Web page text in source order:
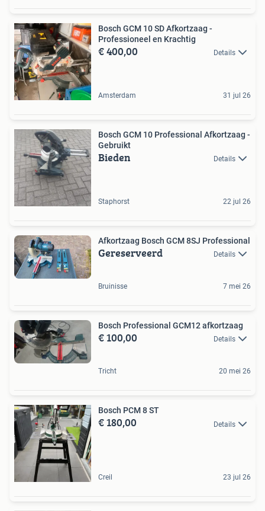
Bosch GCM 10 SD Afkortzaag -
Professioneel en Krachtig
€ 400,00 Details
Amsterdam 31 jul 26
Bosch GCM 10 Professional Afkortzaag -
Gebruikt
Bieden Details
Staphorst 22 jul 26
Afkortzaag Bosch GCM 8SJ Professional
Gereserveerd Details
Bruinisse 7 mei 26
Bosch Professional GCM12 afkortzaag
€ 100,00 Details
Tricht 20 mei 26
Bosch PCM 8 ST
€ 180,00 Details
Creil 23 jul 26